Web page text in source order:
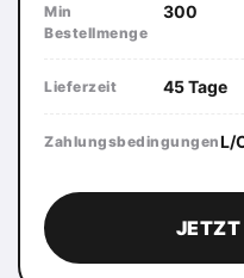
Min
Bestellmenge
300
Lieferzeit 45 Tage
ZahlungsbedingungenL/
JETZT